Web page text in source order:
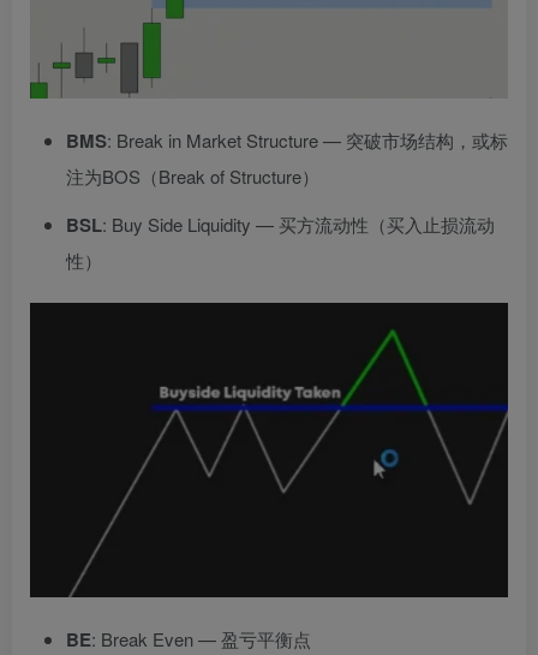
BMS: Break in Market Structure — 突破市场结构，或标
注为BOS（Break of Structure）
BSL: Buy Side Liquidity — 买方流动性（买入止损流动
性）
BE: Break Even — 盈亏平衡点